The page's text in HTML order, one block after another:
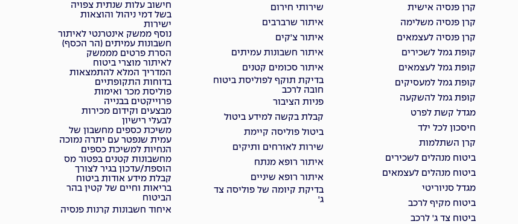
קרן פנסיה אישית
קרן פנסיה משלימה
קרן פנסיה לעצמאים
קופת גמל לשכירים
קופת גמל לעצמאים
קופת גמל למעסיקים
קופת גמל להשקעה
מגדל קשת לפרט
חיסכון לכל ילד
קרן השתלמות
ביטוח מנהלים לשכירים
ביטוח מנהלים לעצמאים
מגדל סניוריטי
ביטוח מקיף לרכב
ביטוח צד ג' לרכב
שירותי חירום
איתור שרברבים
איתור צ'קים
איתור חשבונות עמיתים
איתור סכומים קטנים
בדיקת תוקף לפוליסת ביטוח
חובה לרכב
פניות הציבור
קבלת בקשה למידע ביטול
ביטול פוליסה קיימת
שירות לאזרחים ותיקים
איתור רופא מנתח
איתור רופא שיניים
בדיקת קיומה של פוליסה צד
ג'
חישוב עלות שנתית צפויה
בשל דמי ניהול והוצאות
ישירות
נוסף ממשק אינטרנטי לאיתור
חשבונות עמיתים (הר הכסף)
הסרת פרטים מממשק
לאיתור מוצרי ביטוח
המדריך המלא להתמצאות
בדוחות התקופתיים
פוליסת מכר ואימות
פרוייקטים בבנייה
מבצעים וקידום מכירות
לבעלי רישיון
משיכת כספים מחשבון של
עמית שנפטר עם יתרה נמוכה
הנחיות למשיכת כספים
מחשבונות קטנים בפטור מס
הוספת/עדכון בגיר לצורך
קבלת מידע אודות ביטוח
בריאות וחיים של קטין בהר
הביטוח
איחוד חשבונות קרנות פנסיה